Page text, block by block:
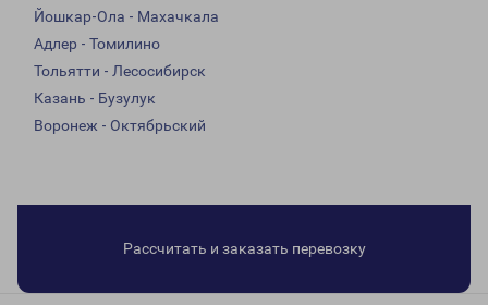
Йошкар-Ола - Махачкала
Адлер - Томилино
Тольятти - Лесосибирск
Казань - Бузулук
Воронеж - Октябрьский
Рассчитать и заказать перевозку